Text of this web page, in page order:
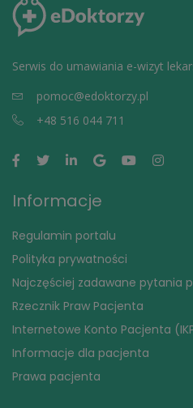
Serwis do umawiania e-wizyt
pomoc@edoktorzy.pl
+48 516 044 711
Informacje
Regulamin portalu
Polityka prywatności
Najczęściej zadawane pytania
Rzecznik Praw Pacjenta
Internetowe Konto Pacjenta
Informacje dla pacjenta
Prawa pacjenta